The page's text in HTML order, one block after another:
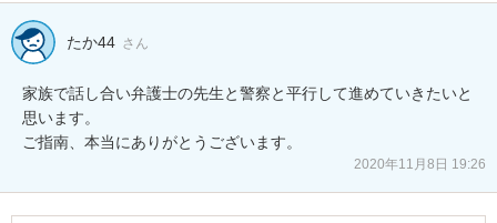
たか44 さん
家族で話し合い弁護士の先生と警察と平行して進めていきたいと
思います。
ご指南、本当にありがとうございます。
2020年11月8日 19:26